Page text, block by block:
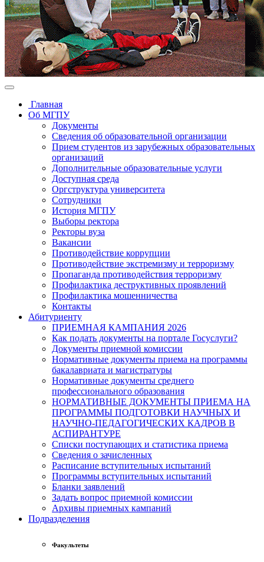
Главная
Об МГПУ
Документы
Сведения об образовательной организации
Прием студентов из зарубежных образовательных
организаций
Дополнительные образовательные услуги
Доступная среда
Оргструктура университета
Сотрудники
История МГПУ
Выборы ректора
Ректоры вуза
Вакансии
Противодействие коррупции
Противодействие экстремизму и терроризму
Пропаганда противодействия терроризму
Профилактика деструктивных проявлений
Профилактика мошенничества
Контакты
Абитуриенту
ПРИЕМНАЯ КАМПАНИЯ 2026
Как подать документы на портале Госуслуги?
Документы приемной комиссии
Нормативные документы приема на программы
бакалавриата и магистратуры
Нормативные документы среднего
профессионального образования
НОРМАТИВНЫЕ ДОКУМЕНТЫ ПРИЕМА НА
ПРОГРАММЫ ПОДГОТОВКИ НАУЧНЫХ И
НАУЧНО-ПЕДАГОГИЧЕСКИХ КАДРОВ В
АСПИРАНТУРЕ
Списки поступающих и статистика приема
Сведения о зачисленных
Расписание вступительных испытаний
Программы вступительных испытаний
Бланки заявлений
Задать вопрос приемной комиссии
Архивы приемных кампаний
Подразделения
Факультеты